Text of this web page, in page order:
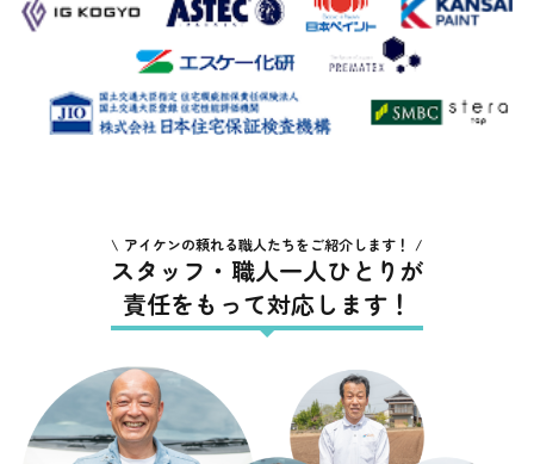
アイケンの頼れる職人たちをご紹介します！
スタッフ・職人一人ひとりが
責任をもって対応します！